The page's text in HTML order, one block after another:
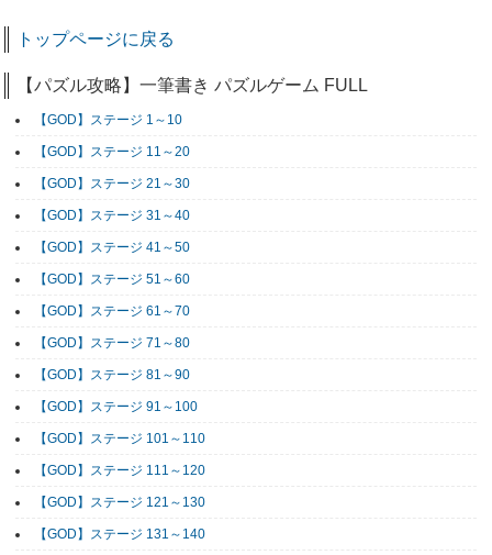
トップページに戻る
【パズル攻略】一筆書き パズルゲーム FULL
【GOD】ステージ 1～10
【GOD】ステージ 11～20
【GOD】ステージ 21～30
【GOD】ステージ 31～40
【GOD】ステージ 41～50
【GOD】ステージ 51～60
【GOD】ステージ 61～70
【GOD】ステージ 71～80
【GOD】ステージ 81～90
【GOD】ステージ 91～100
【GOD】ステージ 101～110
【GOD】ステージ 111～120
【GOD】ステージ 121～130
【GOD】ステージ 131～140